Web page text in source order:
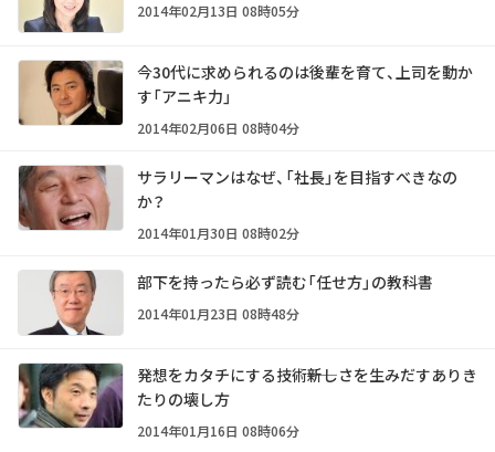
2014年02月13日 08時05分
今30代に求められるのは後輩を育て、上司を動か
す「アニキ力」
2014年02月06日 08時04分
サラリーマンはなぜ、「社長」を目指すべきなの
か？
2014年01月30日 08時02分
部下を持ったら必ず読む「任せ方」の教科書
2014年01月23日 08時48分
発想をカタチにする技術――新しさを生みだすありき
たりの壊し方
2014年01月16日 08時06分